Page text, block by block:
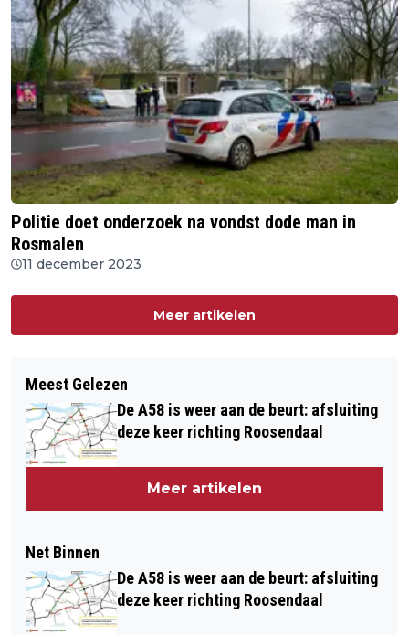
Politie doet onderzoek na vondst dode man in
Rosmalen
11 december 2023
Meer artikelen
Meest Gelezen
De A58 is weer aan de beurt: afsluiting
deze keer richting Roosendaal
Meer artikelen
Net Binnen
De A58 is weer aan de beurt: afsluiting
deze keer richting Roosendaal